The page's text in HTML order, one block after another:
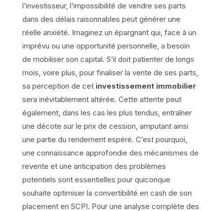
l’investisseur, l’impossibilité de vendre ses parts
dans des délais raisonnables peut générer une
réelle anxiété. Imaginez un épargnant qui, face à un
imprévu ou une opportunité personnelle, a besoin
de mobiliser son capital. S’il doit patienter de longs
mois, voire plus, pour finaliser la vente de ses parts,
sa perception de cet investissement immobilier
sera inévitablement altérée. Cette attente peut
également, dans les cas les plus tendus, entraîner
une décote sur le prix de cession, amputant ainsi
une partie du rendement espéré. C’est pourquoi,
une connaissance approfondie des mécanismes de
revente et une anticipation des problèmes
potentiels sont essentielles pour quiconque
souhaite optimiser la convertibilité en cash de son
placement en SCPI. Pour une analyse complète des